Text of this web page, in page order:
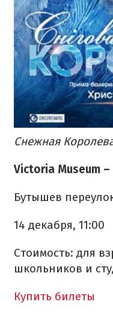
Снежная
Victoria Museum
Бутышев
14 декабря, 11:00
Стоимость: для
школьников и
Купить билеты